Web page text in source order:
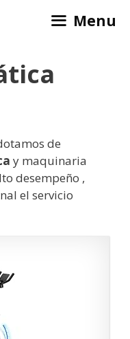
Menu
de
y maquinaria
desempeño ,
el servicio